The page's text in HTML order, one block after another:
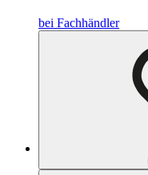
bei Fachhändler